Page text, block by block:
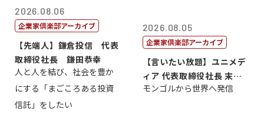
2026.08.06
企業家倶楽部アーカイブ
【先端人】鎌倉投信 代表
取締役社長 鎌田恭幸
人と人を結び、社会を豊か
にする「まごころある投資
信託」をしたい
2026.08.05
企業家倶楽部アーカイブ
【言いたい放題】ユニメデ
ィア 代表取締役社長 末田
真
モンゴルから世界へ発信